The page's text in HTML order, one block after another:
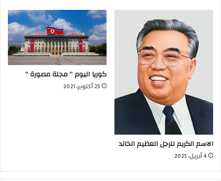
الاسم الكريم للرجل العظيم الخالد
4 أبريل، 2025
كوريا اليوم ” مجلة مصورة ”
25 أكتوبر، 2021